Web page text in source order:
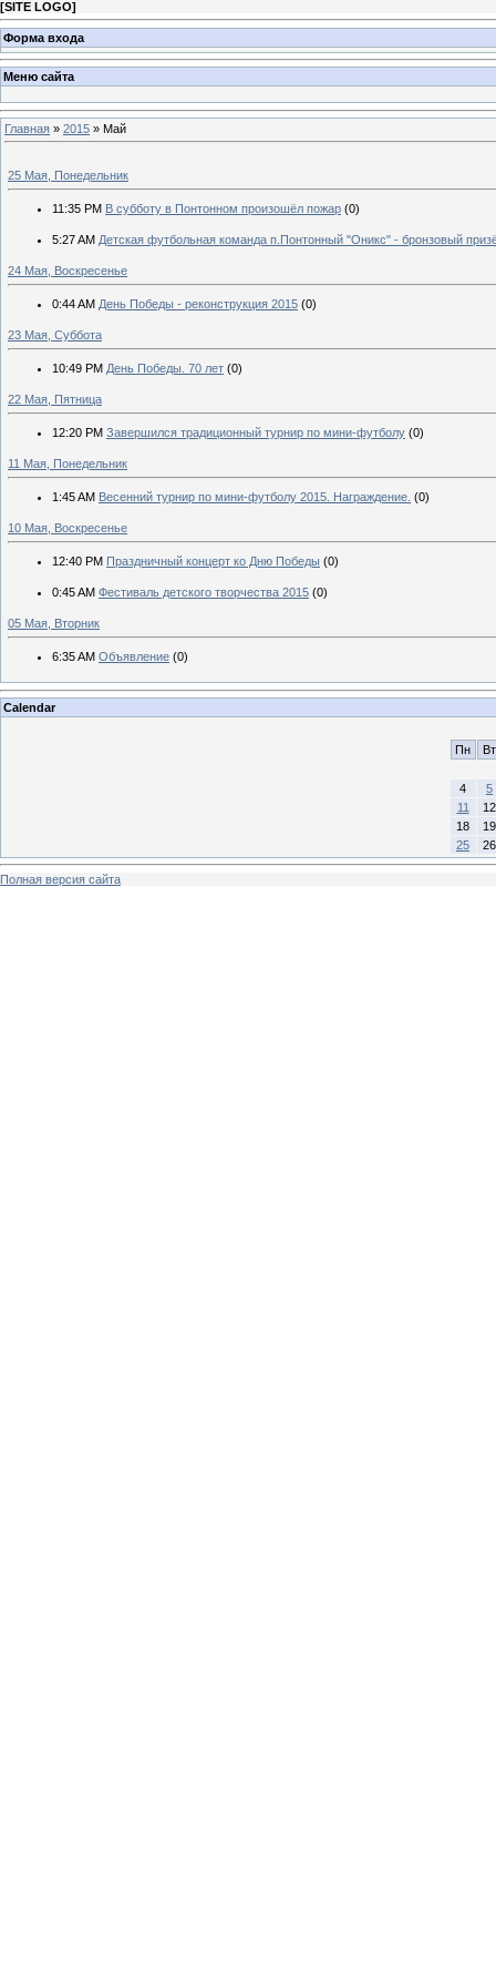
[SITE LOGO]
Форма входа
Меню сайта
Главная » 2015 » Май
25 Мая, Понедельник
11:35 PM В субботу в Понтонном произошёл пожар (0)
5:27 AM Детская футбольная команда п.Понтонный "Оникс" - бронзовый
24 Мая, Воскресенье
0:44 AM День Победы - реконструкция 2015 (0)
23 Мая, Суббота
10:49 PM День Победы. 70 лет (0)
22 Мая, Пятница
12:20 PM Завершился традиционный турнир по мини-футболу (0)
11 Мая, Понедельник
1:45 AM Весенний турнир по мини-футболу 2015. Награждение. (0)
10 Мая, Воскресенье
12:40 PM Праздничный концерт ко Дню Победы (0)
0:45 AM Фестиваль детского творчества 2015 (0)
05 Мая, Вторник
6:35 AM Объявление (0)
Calendar
Пн Вт
4
5
11
12
18
19
25
26
Полная версия сайта